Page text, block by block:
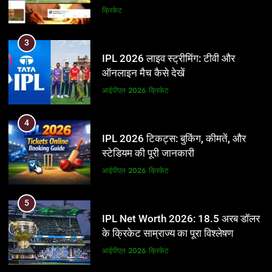
और BCCI पर लगाए गंभीर आरोप
क्रिकेट
3
IPL 2026 लाइव स्ट्रीमिंग: टीवी और
ऑनलाइन मैच कैसे देखें
आईपीएल 2026 क्रिकेट
4
IPL 2026 टिकट्स: बुकिंग, कीमतें, और
स्टेडियम की पूरी जानकारी
आईपीएल 2026 क्रिकेट
5
IPL Net Worth 2026: 18.5 अरब डॉलर
के क्रिकेट साम्राज्य का पूरा विश्लेषण
आईपीएल 2026 क्रिकेट